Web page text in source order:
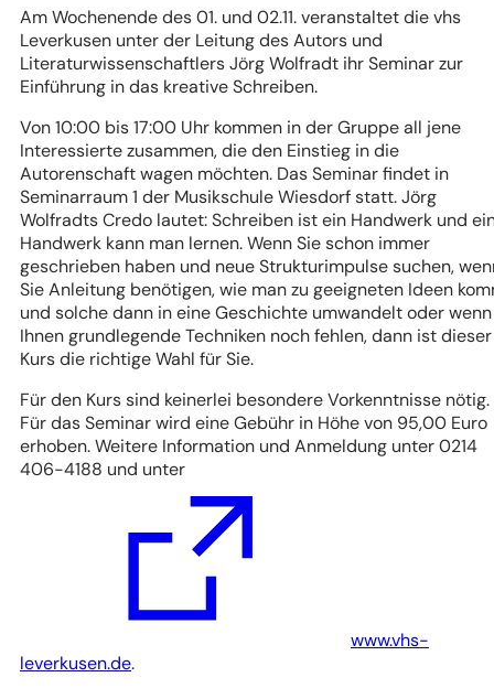
Am Wochenende des 01. und 02.11. veranstaltet die vhs
Leverkusen unter der Leitung des Autors und
Literaturwissenschaftlers Jörg Wolfradt ihr Seminar zur
Einführung in das kreative Schreiben.
Von 10:00 bis 17:00 Uhr kommen in der Gruppe all jene
Interessierte zusammen, die den Einstieg in die
Autorenschaft wagen möchten. Das Seminar findet in
Seminarraum 1 der Musikschule Wiesdorf statt. Jörg
Wolfradts Credo lautet: Schreiben ist ein Handwerk und
Handwerk kann man lernen. Wenn Sie schon immer
geschrieben haben und neue Strukturimpulse suchen,
Sie Anleitung benötigen, wie man zu geeigneten Ideen
und solche dann in eine Geschichte umwandelt oder wenn
Ihnen grundlegende Techniken noch fehlen, dann ist dieser
Kurs die richtige Wahl für Sie.
Für den Kurs sind keinerlei besondere Vorkenntnisse nötig.
Für das Seminar wird eine Gebühr in Höhe von 95,00 Euro
erhoben. Weitere Information und Anmeldung unter 0214
406-4188 und unter
www.vhs-
leverkusen.de
(Öffnet
.